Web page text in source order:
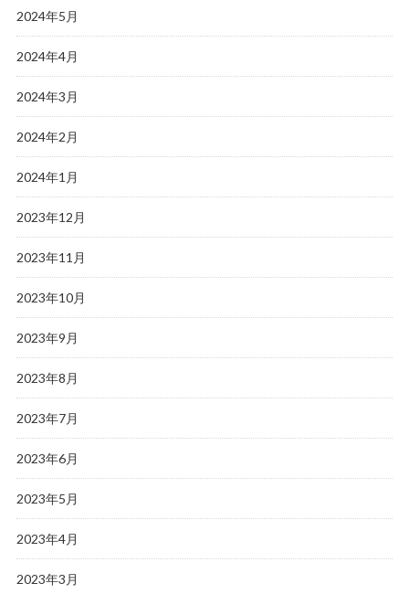
2024年5月
2024年4月
2024年3月
2024年2月
2024年1月
2023年12月
2023年11月
2023年10月
2023年9月
2023年8月
2023年7月
2023年6月
2023年5月
2023年4月
2023年3月